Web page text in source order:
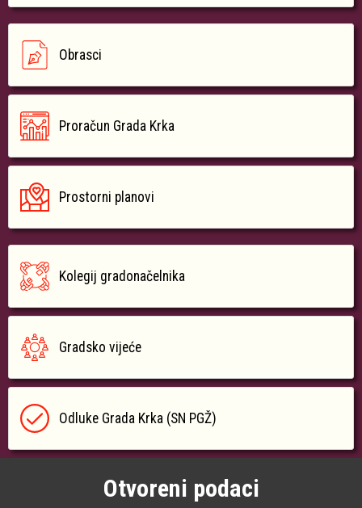
Obrasci
Proračun Grada Krka
Prostorni planovi
Kolegij gradonačelnika
Gradsko vijeće
Odluke Grada Krka (SN PGŽ)
Otvoreni podaci